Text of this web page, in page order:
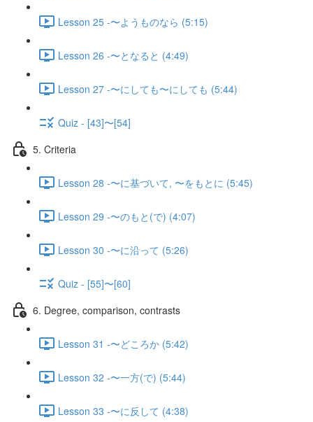
Lesson 25 -〜ようものなら (5:15)
Lesson 26 -〜となると (4:49)
Lesson 27 -〜にしても〜にしても (5:44)
Quiz - [43]〜[54]
5. Criteria
Lesson 28 -〜に基づいて, 〜をもとに (5:45)
Lesson 29 -〜のもと(で) (4:07)
Lesson 30 -〜に沿って (5:26)
Quiz - [55]〜[60]
6. Degree, comparison, contrasts
Lesson 31 -〜どころか (5:42)
Lesson 32 -〜一方(で) (5:44)
Lesson 33 -〜に反して (4:38)